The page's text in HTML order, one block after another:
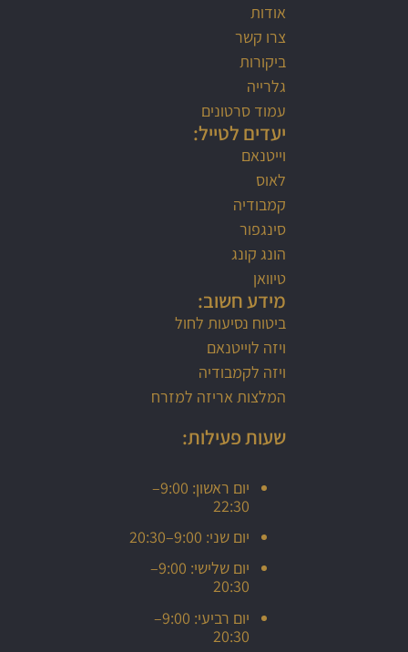
אודות
צרו קשר
ביקורות
גלרייה
עמוד סרטונים
יעדים לטייל:
וייטנאם
לאוס
קמבודיה
סינגפור
הונג קונג
טיוואן
מידע חשוב:
ביטוח נסיעות לחול
ויזה לוייטנאם
ויזה לקמבודיה
המלצות אריזה למזרח
שעות פעילות:
יום ראשון: 9:00–
22:30
יום שני: 9:00–20:30
יום שלישי: 9:00–
20:30
יום רביעי: 9:00–
20:30